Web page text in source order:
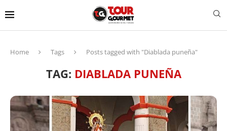
Home Tags Posts tagged with "Diablada puneña"
TAG: DIABLADA PUNEÑA